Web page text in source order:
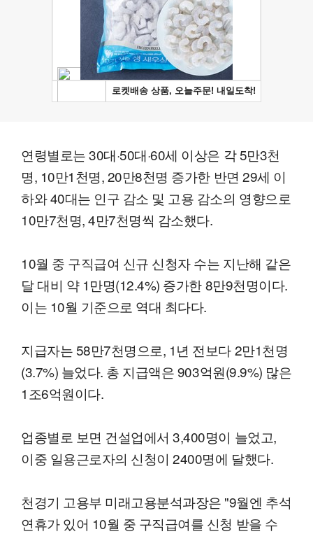
연령별로는 30대·50대·60세 이상은 각 5만3천
명, 10만1천명, 20만8천명 증가한 반면 29세 이
하와 40대는 인구 감소 및 고용 감소의 영향으로
10만7천명, 4만7천명씩 감소했다.
10월 중 구직급여 신규 신청자 수는 지난해 같은
달 대비 약 1만명(12.4%) 증가한 8만9천명이다.
이는 10월 기준으로 역대 최다다.
지급자는 58만7천명으로, 1년 전보다 2만1천명
(3.7%) 늘었다. 총 지급액은 903억원(9.9%) 많은
1조6억원이다.
업종별로 보면 건설업에서 3,400명이 늘었고,
이중 일용근로자의 신청이 2400명에 달했다.
천경기 고용부 미래고용분석과장은 "9월엔 추석
연휴가 있어 10월 중 구직급여를 신청 받을 수